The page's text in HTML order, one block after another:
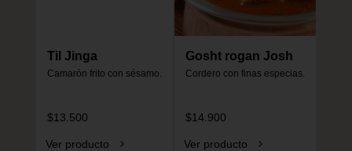
Til Jinga
Camarón frito con sésamo.
$13.500
Ver producto
Gosht rogan Josh
Cordero con finas especias.
$14.900
Ver producto